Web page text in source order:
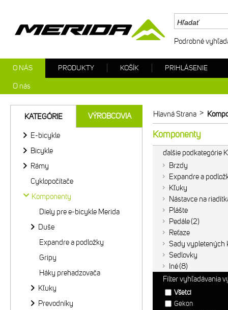
Hlavná Strana >
Komponenty
ďalšie podkategórie
Brzdy
Expandre a
Kľuky
Nástavce na
Plášte
Pedále 2
Reťaze
Sady vypletených
Sedlovky
Iné 8
Filter vyhľadávania
Všetci
Gekon
KATEGÓRIE VÝROBCOVIA
E-bicykle
Bicykle
Rámy
Cyklopočítače
Komponenty
Diely pre e-bicykle Merida
Duše
Expandre a podložky
Gripy
Háky prehadzovača
Kľuky
Prevodníky
Podrobné
O NÁS
O nás
PRODUKTY KOŠÍK PRIHLÁSENIE